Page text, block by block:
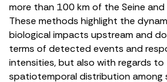
more than 100 km of the Seine and
These methods highlight the
biological impacts upstream and
terms of detected events and
intensities, but also with regards to
spatiotemporal distribution among